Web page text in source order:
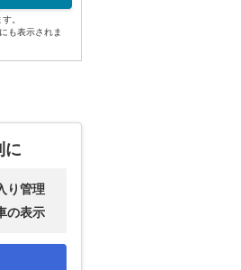
。
も表示されま
に
り管理
の表示